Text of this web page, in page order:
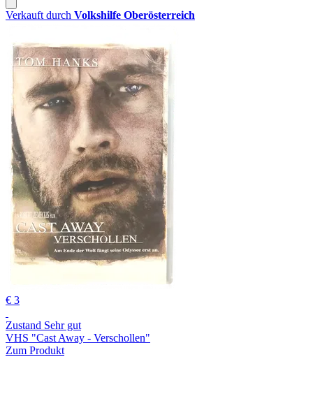
Verkauft durch Volkshilfe Oberösterreich
€ 3
Zustand Sehr gut
VHS "Cast Away - Verschollen"
Zum Produkt